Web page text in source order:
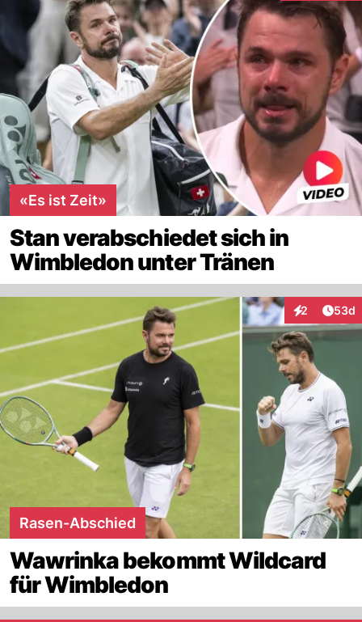
«Es ist Zeit»
Stan verabschiedet sich in
Wimbledon unter Tränen
2
Interaktionen
53d
Rasen-Abschied
Wawrinka bekommt Wildcard
für Wimbledon